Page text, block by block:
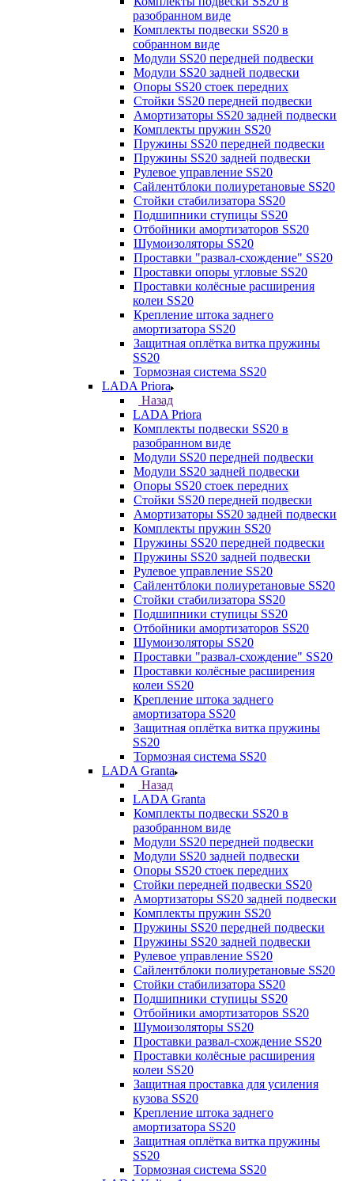
разобранном виде
Комплекты подвески SS20 в
собранном виде
Модули SS20 передней подвески
Модули SS20 задней подвески
Опоры SS20 стоек передних
Стойки SS20 передней подвески
Амортизаторы SS20 задней подвески
Комплекты пружин SS20
Пружины SS20 передней подвески
Пружины SS20 задней подвески
Рулевое управление SS20
Сайлентблоки полиуретановые SS20
Стойки стабилизатора SS20
Подшипники ступицы SS20
Отбойники амортизаторов SS20
Шумоизоляторы SS20
Проставки "развал-схождение" SS20
Проставки опоры угловые SS20
Проставки колёсные расширения
колеи SS20
Крепление штока заднего
амортизатора SS20
Защитная оплётка витка пружины
SS20
Тормозная система SS20
LADA Priora
Назад
LADA Priora
Комплекты подвески SS20 в
разобранном виде
Модули SS20 передней подвески
Модули SS20 задней подвески
Опоры SS20 стоек передних
Стойки SS20 передней подвески
Амортизаторы SS20 задней подвески
Комплекты пружин SS20
Пружины SS20 передней подвески
Пружины SS20 задней подвески
Рулевое управление SS20
Сайлентблоки полиуретановые SS20
Стойки стабилизатора SS20
Подшипники ступицы SS20
Отбойники амортизаторов SS20
Шумоизоляторы SS20
Проставки "развал-схождение" SS20
Проставки колёсные расширения
колеи SS20
Крепление штока заднего
амортизатора SS20
Защитная оплётка витка пружины
SS20
Тормозная система SS20
LADA Granta
Назад
LADA Granta
Комплекты подвески SS20 в
разобранном виде
Модули SS20 передней подвески
Модули SS20 задней подвески
Опоры SS20 стоек передних
Стойки передней подвески SS20
Амортизаторы SS20 задней подвески
Комплекты пружин SS20
Пружины SS20 передней подвески
Пружины SS20 задней подвески
Рулевое управление SS20
Сайлентблоки полиуретановые SS20
Стойки стабилизатора SS20
Подшипники ступицы SS20
Отбойники амортизаторов SS20
Шумоизоляторы SS20
Проставки развал-схождение SS20
Проставки колёсные расширения
колеи SS20
Защитная проставка для усиления
кузова SS20
Крепление штока заднего
амортизатора SS20
Защитная оплётка витка пружины
SS20
Тормозная система SS20